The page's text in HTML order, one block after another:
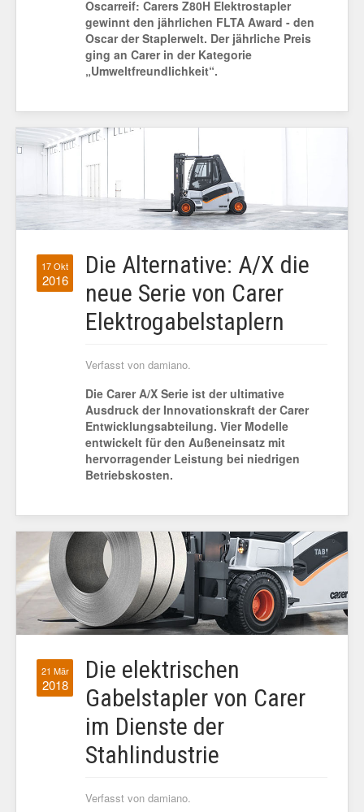
Oscarreif: Carers Z80H Elektrostapler
gewinnt den jährlichen FLTA Award - den
Oscar der Staplerwelt. Der jährliche Preis
ging an Carer in der Kategorie
„Umweltfreundlichkeit“.
17 Okt
2016
Die Alternative: A/X die
neue Serie von Carer
Elektrogabelstaplern
Verfasst von damiano.
Die Carer A/X Serie ist der ultimative
Ausdruck der Innovationskraft der Carer
Entwicklungsabteilung. Vier Modelle
entwickelt für den Außeneinsatz mit
hervorragender Leistung bei niedrigen
Betriebskosten.
21 Mär
2018
Die elektrischen
Gabelstapler von Carer
im Dienste der
Stahlindustrie
Verfasst von damiano.